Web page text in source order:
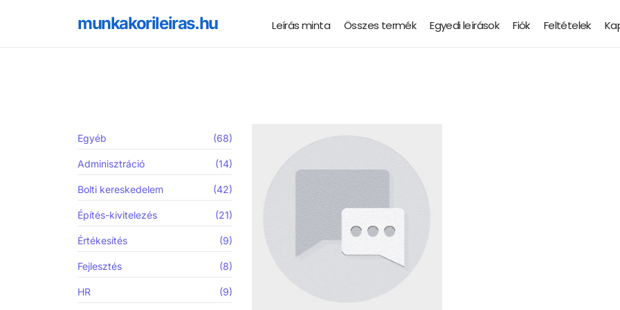
munkakorileiras.hu Leírás minta Összes termék Egyedi leírások Fiók Feltételek
Egyéb (68)
Adminisztráció (14)
Bolti kereskedelem (42)
Építés-kivitelezés (21)
Értékesítés (9)
Fejlesztés (8)
HR (9)